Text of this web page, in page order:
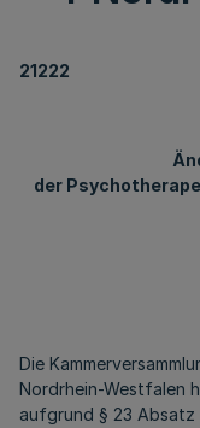
21222
der
Die
Nordrhein-Westfalen
aufgrund § 23 Absatz